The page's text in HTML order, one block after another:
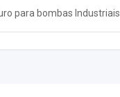
para bombas Industriais